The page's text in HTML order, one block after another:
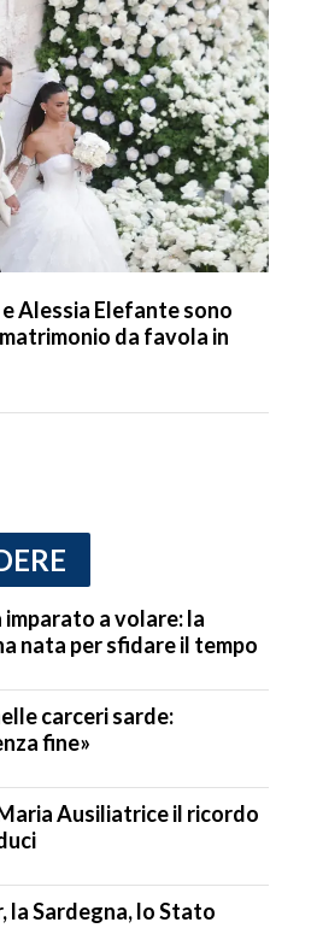
Alessia Elefante sono
da favola in
imparato a volare: la
nata per sfidare il tempo
carceri sarde:
fine»
Ausiliatrice il ricordo
la Sardegna, lo Stato